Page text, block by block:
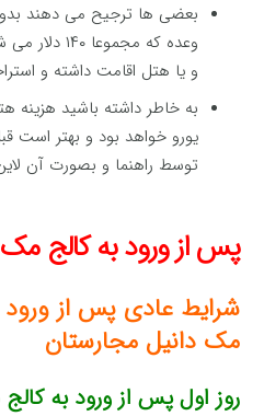
بعضی ها ترجیح می دهند
وعده که مجموعا ۱۴۰ دلار می شود، ۱۰ روز را در آپارتمان
و یا هتل اقامت داشته و
یورو خواهد بود و بهتر است
توسط راهنما و بصورت آن
پس از ورود به کالج
شرایط عادی پس از ورود
مک دانیل مجارستان
روز اول پس از ورود به